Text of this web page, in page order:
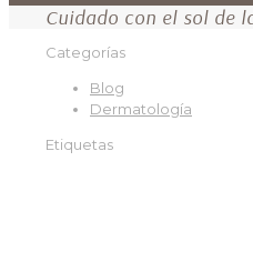
Cuidado con el sol de
Categorías
Blog
Dermatología
Etiquetas